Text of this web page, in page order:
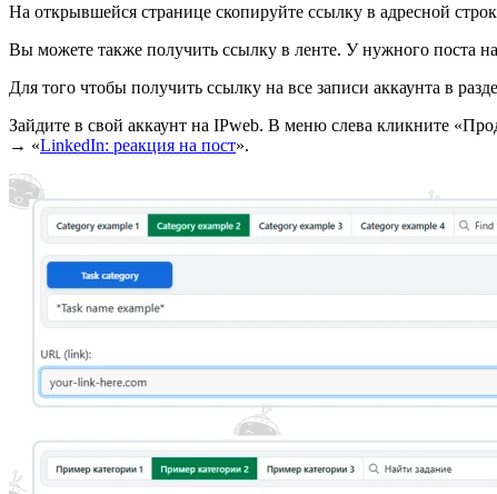
На открывшейся странице скопируйте ссылку в адресной
Вы можете также получить ссылку в ленте. У нужного поста
Для того чтобы получить ссылку на все записи аккаунта в
Зайдите в свой аккаунт на IPweb. В меню слева кликните
→ «LinkedIn: реакция на пост».